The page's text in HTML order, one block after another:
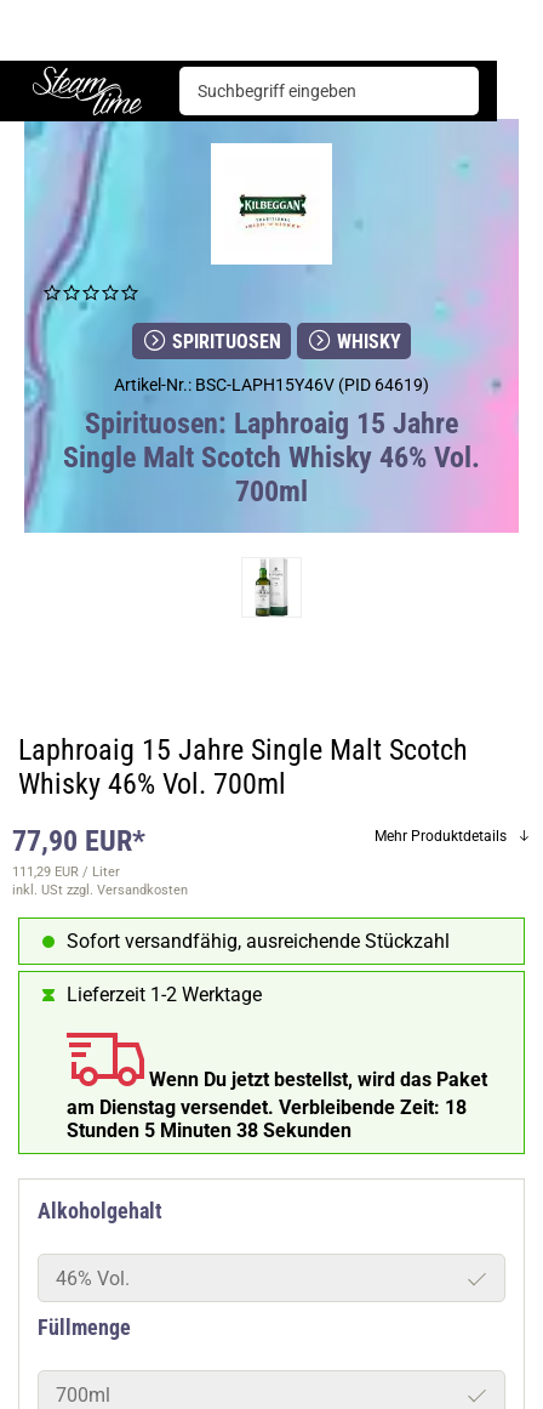
Steam time
Spirituosen Whisky Laphroaig 15 Jahre Single Malt Scotch Whisky 46% Vol. 700ml
SPIRITUOSEN WHISKY
Artikel-Nr.: BSC-LAPH15Y46V (PID 64619)
Spirituosen: Laphroaig 15 Jahre
Single Malt Scotch Whisky 46% Vol.
700ml
Laphroaig 15 Jahre Single Malt Scotch
Whisky 46% Vol. 700ml
77,90 EUR*
111,29 EUR / Liter
inkl. USt zzgl. Versandkosten
Mehr Produktdetails
Sofort versandfähig, ausreichende Stückzahl
Lieferzeit 1-2 Werktage
Wenn Du jetzt bestellst, wird das Paket
am Dienstag versendet. Verbleibende Zeit: 18
Stunden 5 Minuten 38 Sekunden
Alkoholgehalt
46% Vol.
Füllmenge
700ml